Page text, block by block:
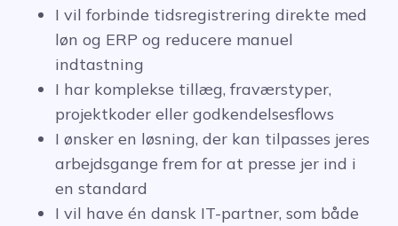
I vil forbinde tidsregistrering direkte med
løn og ERP og reducere manuel
indtastning
I har komplekse tillæg, fraværstyper,
projektkoder eller godkendelsesflows
I ønsker en løsning, der kan tilpasses jeres
arbejdsgange frem for at presse jer ind i
en standard
I vil have én dansk IT-partner, som både